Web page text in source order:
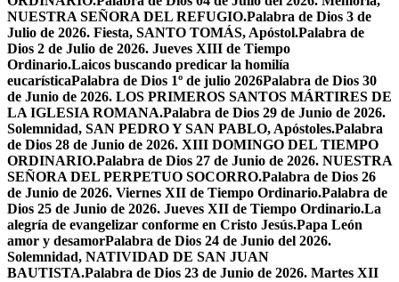
NUESTRA SEÑORA DEL REFUGIO.Palabra de Dios 3 de
Julio de 2026. Fiesta, SANTO TOMÁS, Apóstol.Palabra de
Dios 2 de Julio de 2026. Jueves XIII de Tiempo
Ordinario.Laicos buscando predicar la homilía
eucarísticaPalabra de Dios 1º de julio 2026Palabra de Dios 30
de Junio de 2026. LOS PRIMEROS SANTOS MÁRTIRES DE
LA IGLESIA ROMANA.Palabra de Dios 29 de Junio de 2026.
Solemnidad, SAN PEDRO Y SAN PABLO, Apóstoles.Palabra
de Dios 28 de Junio de 2026. XIII DOMINGO DEL TIEMPO
ORDINARIO.Palabra de Dios 27 de Junio de 2026. NUESTRA
SEÑORA DEL PERPETUO SOCORRO.Palabra de Dios 26
de Junio de 2026. Viernes XII de Tiempo Ordinario.Palabra de
Dios 25 de Junio de 2026. Jueves XII de Tiempo Ordinario.La
alegría de evangelizar conforme en Cristo Jesús.Papa León
amor y desamorPalabra de Dios 24 de Junio del 2026.
Solemnidad, NATIVIDAD DE SAN JUAN
BAUTISTA.Palabra de Dios 23 de Junio de 2026. Martes XII